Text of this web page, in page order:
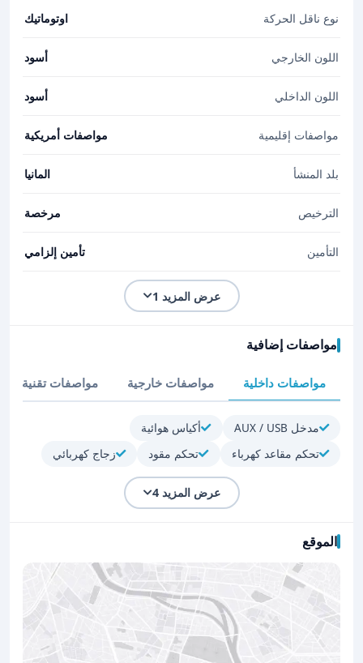
نوع ناقل الحركة اوتوماتيك
اللون الخارجي أسود
اللون الداخلي أسود
مواصفات إقليمية مواصفات أمريكية
بلد المنشأ المانيا
الترخيص مرخصة
التأمين تأمين إلزامي
عرض المزيد 1
مواصفات إضافية
مواصفات داخلية مواصفات خارجية مواصفات تقنية
مدخل AUX / USB
أكياس هوائية
تحكم مقاعد كهرباء
تحكم مقود زجاج كهربائي
عرض المزيد 4
الموقع